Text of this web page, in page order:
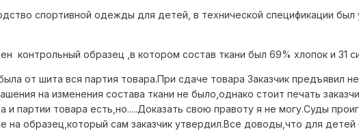
спортивной одежды для детей, в технической спецификации был
контрольный образец ,в котором состав ткани был 69% хлопок и 31
от шита вся партия товара.При сдаче товара Заказчик предъявил
на изменения состава ткани не было,однако стоит печать
и партии товара есть,но.....Доказать свою правоту я не могу.Суды
образец,который сам заказчик утвердил.Все доводы,что для детей